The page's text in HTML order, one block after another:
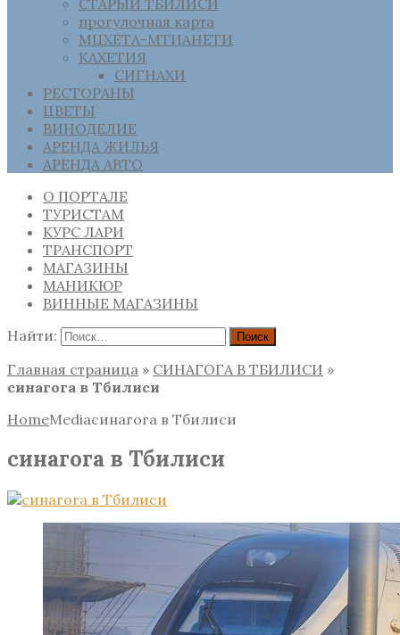
прогулочная карта
МЦХЕТА-МТИАНЕТИ
КАХЕТИЯ
СИГНАХИ
РЕСТОРАНЫ
ЦВЕТЫ
ВИНОДЕЛИЕ
АРЕНДА ЖИЛЬЯ
АРЕНДА АВТО
О ПОРТАЛЕ
ТУРИСТАМ
КУРС ЛАРИ
ТРАНСПОРТ
МАГАЗИНЫ
МАНИКЮР
ВИННЫЕ МАГАЗИНЫ
Найти:
Главная страница » СИНАГОГА В ТБИЛИСИ »
синагога в Тбилиси
HomeMediaсинагога в Тбилиси
синагога в Тбилиси